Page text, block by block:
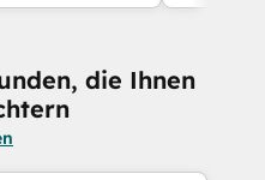
die Ihnen